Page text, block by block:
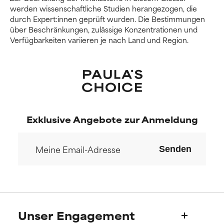
werden wissenschaftliche Studien herangezogen, die
durch Expert:innen geprüft wurden. Die Bestimmungen
über Beschränkungen, zulässige Konzentrationen und
Verfügbarkeiten variieren je nach Land und Region.
NICHT BEWERTET
Wir haben diesen Inhaltsstoff
noch nicht eingestuft, da wir
noch keine Gelegenheit hatten,
NICHT BEWERTET
Wir haben diesen Inhaltsstoff
noch nicht eingestuft, da wir
noch keine Gelegenheit hatten,
Exklusive Angebote zur Anmeldung
Senden
Unser Engagement